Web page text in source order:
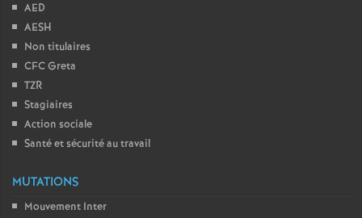
AED
AESH
Non titulaires
CFC Greta
TZR
Stagiaires
Action sociale
Santé et sécurité au travail
MUTATIONS
Mouvement Inter